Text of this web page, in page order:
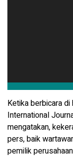
Ketika berbicara
International
mengatakan,
pers, baik
pemilik